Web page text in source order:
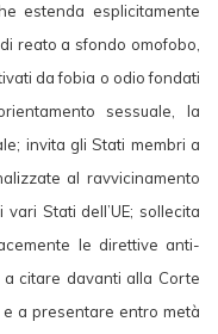
estenda esplicitamente
reato a sfondo omofobo,
da fobia o odio fondati
sessuale, la
invita gli Stati membri a
al ravvicinamento
Stati dell’UE; sollecita
le direttive anti-
citare davanti alla Corte
a presentare entro metà